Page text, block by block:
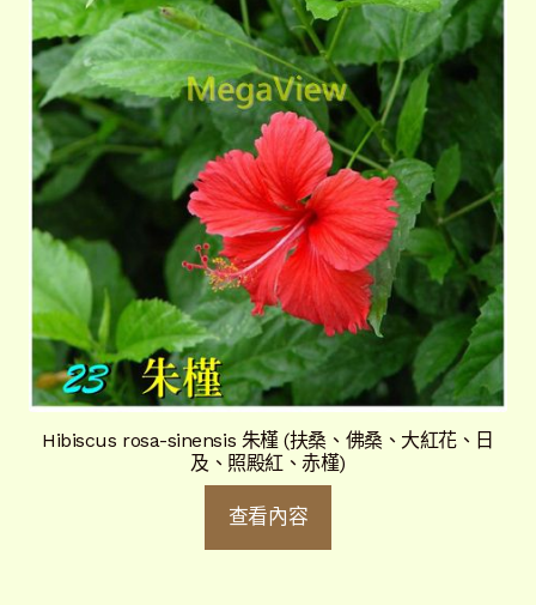
Hibiscus rosa-sinensis 朱槿 (扶桑、佛桑、大紅花、日
及、照殿紅、赤槿)
查看內容